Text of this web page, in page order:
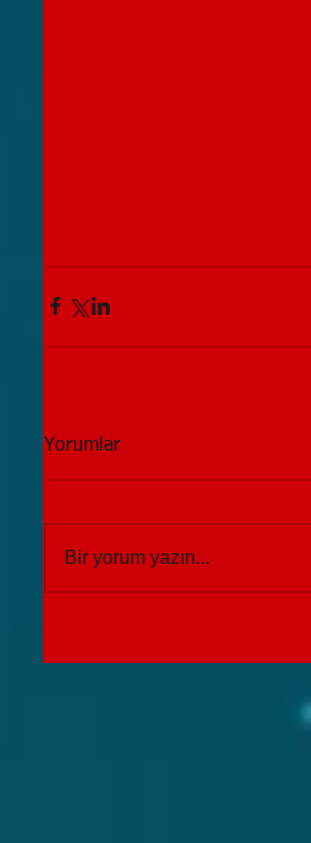
Yorumlar
Bir yorum yazın...